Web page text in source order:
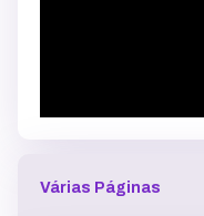
Várias Páginas